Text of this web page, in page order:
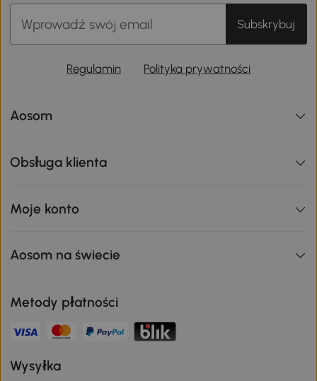
Subskrybuj
Regulamin Polityka prywatności
Aosom
Obsługa klienta
Moje konto
Aosom na świecie
Metody płatności
Wysyłka